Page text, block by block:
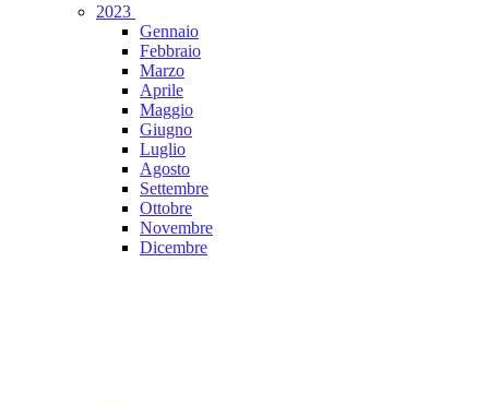
2023
Gennaio
Febbraio
Marzo
Aprile
Maggio
Giugno
Luglio
Agosto
Settembre
Ottobre
Novembre
Dicembre